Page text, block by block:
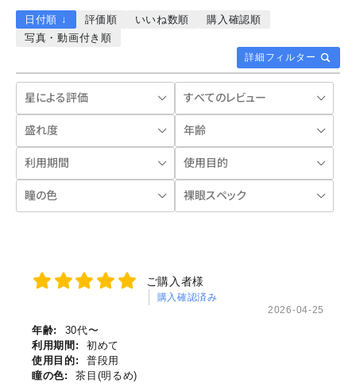
詳細フィルター
日付順 ↓ 評価順 いいね数順
購入確認順
写真・動画付き順
ご購入者様
購入確認済み
2026-04-25
年齢:
30代〜
利用期間:
初めて
使用目的:
普段用
瞳の色:
茶目(明るめ)